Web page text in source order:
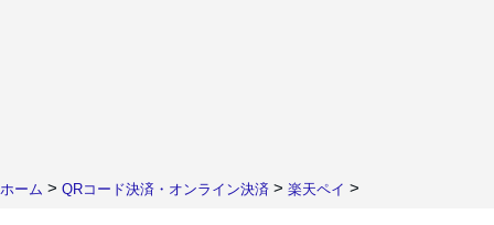
ホーム > QRコード決済・オンライン決済 > 楽天ペイ >